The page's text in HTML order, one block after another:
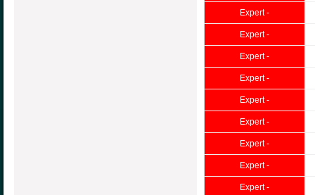
Expert -
Expert -
Expert -
Expert -
Expert -
Expert -
Expert -
Expert -
Expert -